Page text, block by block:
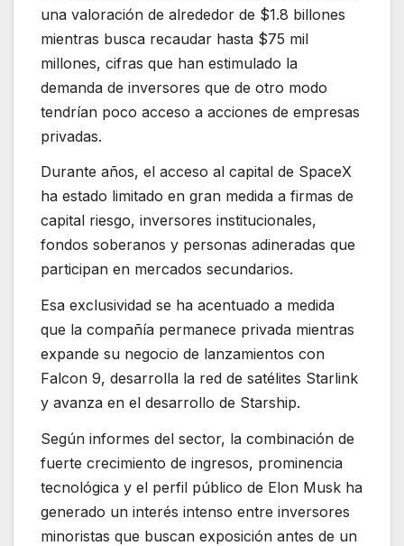
una valoración de alrededor de $1.8 billones
mientras busca recaudar hasta $75 mil
millones, cifras que han estimulado la
demanda de inversores que de otro modo
tendrían poco acceso a acciones de empresas
privadas.
Durante años, el acceso al capital de SpaceX
ha estado limitado en gran medida a firmas de
capital riesgo, inversores institucionales,
fondos soberanos y personas adineradas que
participan en mercados secundarios.
Esa exclusividad se ha acentuado a medida
que la compañía permanece privada mientras
expande su negocio de lanzamientos con
Falcon 9, desarrolla la red de satélites Starlink
y avanza en el desarrollo de Starship.
Según informes del sector, la combinación de
fuerte crecimiento de ingresos, prominencia
tecnológica y el perfil público de Elon Musk ha
generado un interés intenso entre inversores
minoristas que buscan exposición antes de un